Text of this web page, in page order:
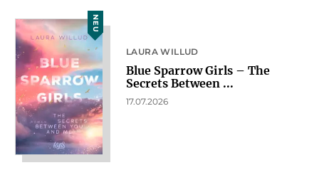
NEU
LAURA WILLUD
Blue Sparrow Girls – The
Secrets Between ...
17.07.2026